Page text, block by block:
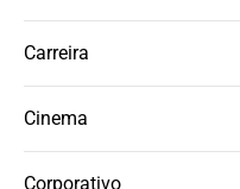
Carreira
Cinema
Corporativo